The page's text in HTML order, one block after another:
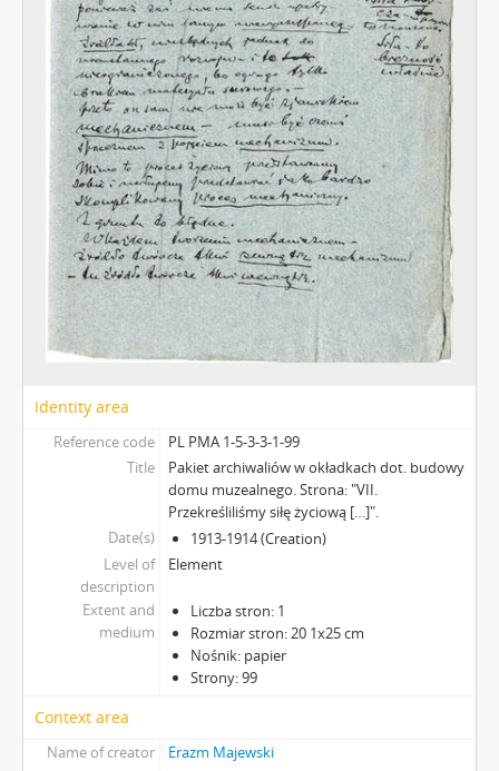
Identity area
Reference code
PL PMA 1-5-3-3-1-99
Title
Pakiet archiwaliów w okładkach dot. budowy
domu muzealnego. Strona: "VII.
Przekreśliliśmy siłę życiową […]".
Date(s)
1913-1914 (Creation)
Level of
description
Element
Extent and
medium
Liczba stron: 1
Rozmiar stron: 20 1x25 cm
Nośnik: papier
Strony: 99
Context area
Name of creator
Erazm Majewski